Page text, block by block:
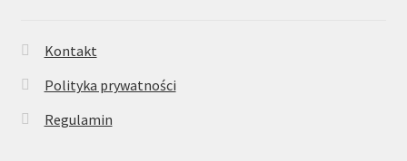
Kontakt
Polityka prywatności
Regulamin